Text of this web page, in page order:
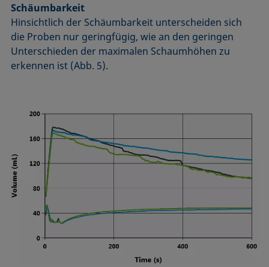
Schäumbarkeit
Hinsichtlich der Schäumbarkeit unterscheiden sich
die Proben nur geringfügig, wie an den geringen
Unter­schieden der maximalen Schaumhöhen zu
erkennen ist (Abb. 5).